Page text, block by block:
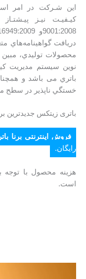
اين شـركت در امر
دريافت گواهينامه‌هاي
محصولات توليدي، مبين
نوين سیستم مديريت
باتري می باشد و
خستگي ناپذير در سطح
باتری زیتکس جدیدترین
فروش اینترنتی برنا
رایگان.
هزینه محصول با توجه
است.